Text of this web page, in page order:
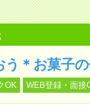
＊お菓子
OK WEB登録・面接